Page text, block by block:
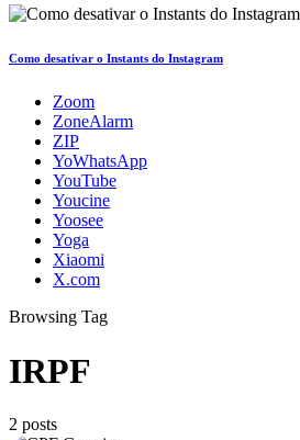
Como desativar o Instants do Instagram
Zoom
ZoneAlarm
ZIP
YoWhatsApp
YouTube
Youcine
Yoosee
Yoga
Xiaomi
X.com
Browsing Tag
IRPF
2 posts